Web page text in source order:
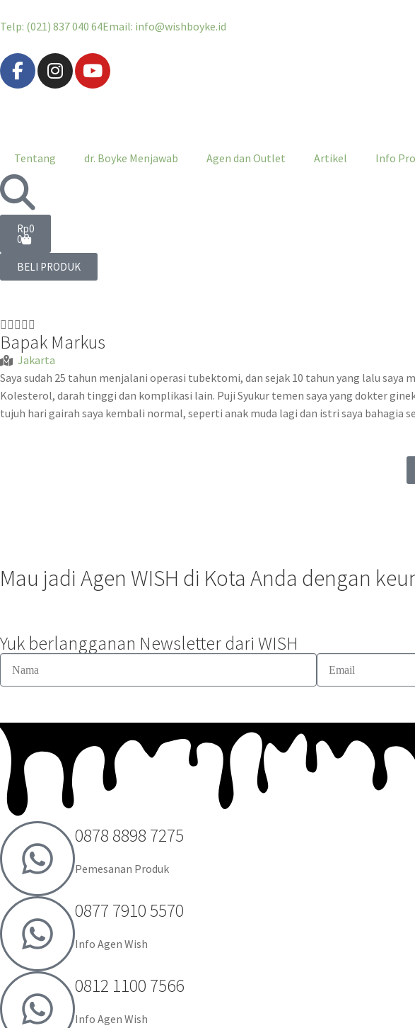
Telp: (021) 837 040 64Email: info@wishboyke.id
Tentang dr. Boyke Menjawab Agen dan Outlet Artikel Info
Rp0
0
BELI PRODUK

Bapak Markus
Jakarta
Saya sudah 25 tahun menjalani operasi tubektomi, dan sejak 10 tahun yang lalu
Kolesterol, darah tinggi dan komplikasi lain. Puji Syukur temen saya yang dokter
tujuh hari gairah saya kembali normal, seperti anak muda lagi dan istri saya bahagia
Mau jadi Agen WISH di Kota Anda dengan
Yuk berlangganan Newsletter dari WISH
0878 8898 7275
Pemesanan Produk
0877 7910 5570
Info Agen Wish
0812 1100 7566
Info Agen Wish